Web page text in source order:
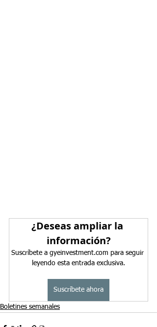
¿Deseas ampliar la
información?
Suscríbete a gyeinvestment.com para seguir
leyendo esta entrada exclusiva.
Suscríbete ahora
Boletines semanales